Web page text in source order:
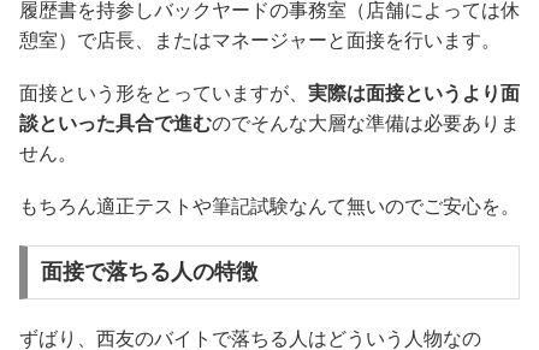
履歴書を持参しバックヤードの事務室（店舗によっては休
憩室）で店長、またはマネージャーと面接を行います。
面接という形をとっていますが、 実際は面接というより面
談といった具合で進むのでそんな大層な準備は必要ありま
せん。
もちろん適正テストや筆記試験なんて無いのでご安心を。
面接で落ちる人の特徴
ずばり、西友のバイトで落ちる人はどういう人物なの